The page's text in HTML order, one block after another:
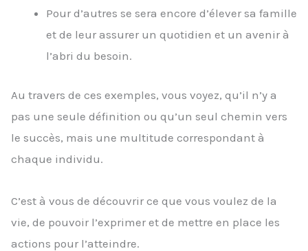
Pour d’autres se sera encore d’élever sa famille
et de leur assurer un quotidien et un avenir à
l’abri du besoin.
Au travers de ces exemples, vous voyez, qu’il n’y a
pas une seule définition ou qu’un seul chemin vers
le succès, mais une multitude correspondant à
chaque individu.
C’est à vous de découvrir ce que vous voulez de la
vie, de pouvoir l’exprimer et de mettre en place les
actions pour l’atteindre.